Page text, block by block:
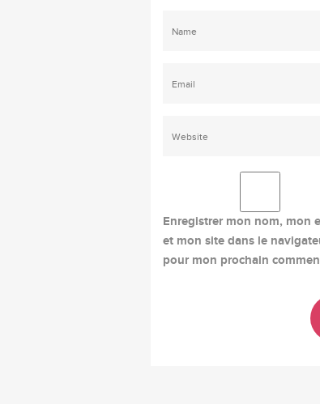
Enregistrer mon nom, mon
et mon site dans le
pour mon prochain